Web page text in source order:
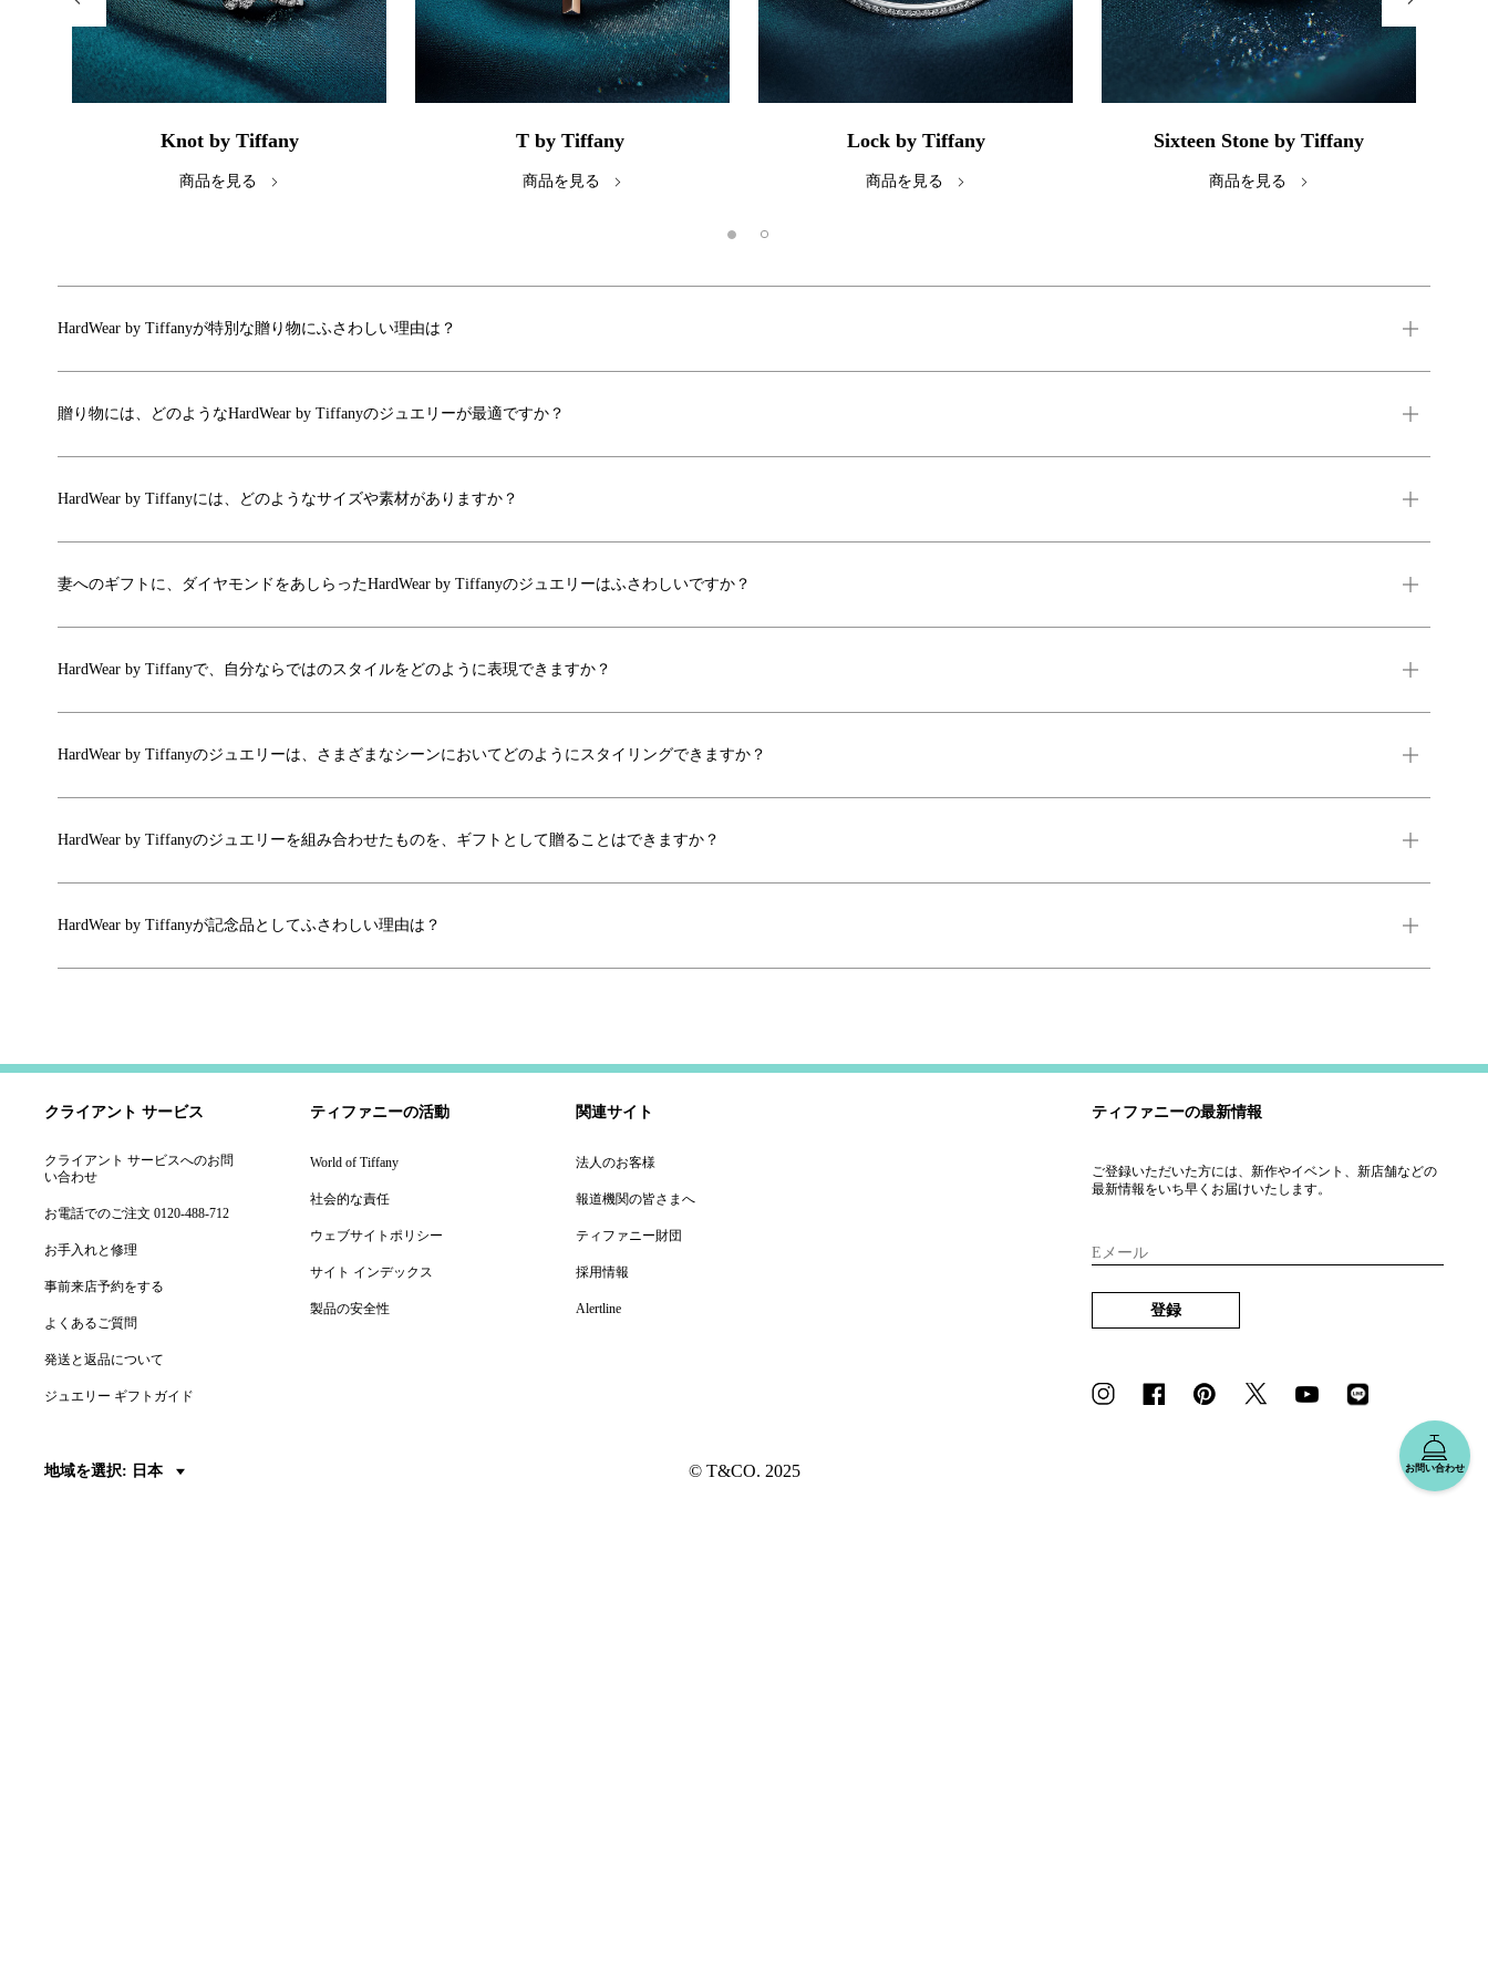
Knot by Tiffany
商品を見る
T by Tiffany
商品を見る
Lock by Tiffany
商品を見る
Sixteen Stone by Tiffany
商品を見る
HardWear by Tiffanyが特別な贈り物にふさわしい理由は？
贈り物には、どのようなHardWear by Tiffanyのジュエリーが最適ですか？
HardWear by Tiffanyには、どのようなサイズや素材がありますか？
妻へのギフトに、ダイヤモンドをあしらったHardWear by Tiffanyのジュエリーはふさわしいですか？
HardWear by Tiffanyで、自分ならではのスタイルをどのように表現できますか？
HardWear by Tiffanyのジュエリーは、さまざまなシーンにおいてどのようにスタイリングできますか？
HardWear by Tiffanyのジュエリーを組み合わせたものを、ギフトとして贈ることはできますか？
HardWear by Tiffanyが記念品としてふさわしい理由は？
お問い合わせ
クライアント サービス
クライアント サービスへのお問
い合わせ
お電話でのご注文 0120-488-712
お手入れと修理
事前来店予約をする
よくあるご質問
発送と返品について
ジュエリー ギフトガイド
ティファニーの活動
World of Tiffany
社会的な責任
ウェブサイトポリシー
サイト インデックス
製品の安全性
関連サイト
法人のお客様
報道機関の皆さまへ
ティファニー財団
採用情報
Alertline
ティファニーの最新情報
ご登録いただいた方には、新作やイベント、新店舗などの
最新情報をいち早くお届けいたします。
Eメール
登録
地域を選択: 日本 © T&CO. 2025